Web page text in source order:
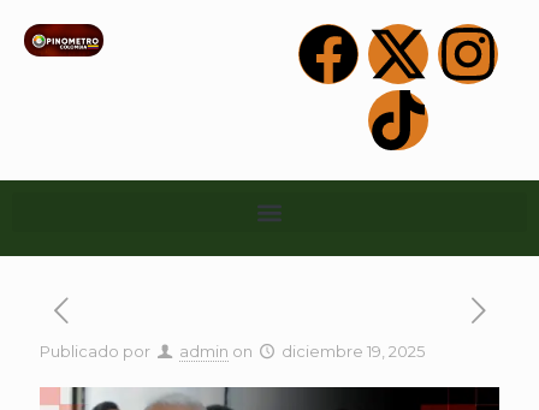
Publicado por admin on diciembre 19, 2025